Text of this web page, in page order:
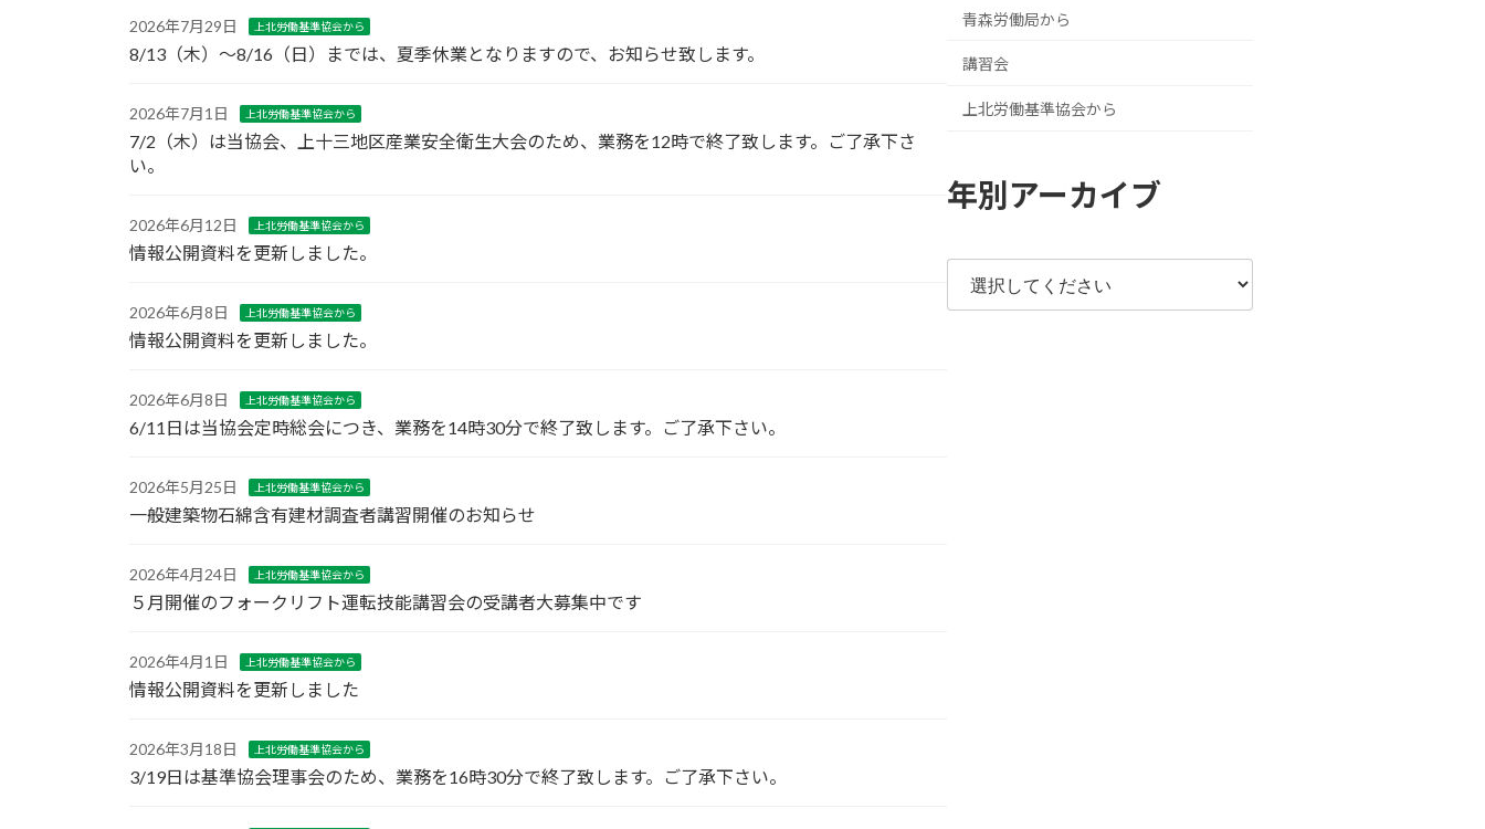
2026年7月29日 上北労働基準協会から
8/13（木）〜8/16（日）までは、夏季休業となりますので、お知らせ致します。
2026年7月1日 上北労働基準協会から
7/2（木）は当協会、上十三地区産業安全衛生大会のため、業務を12時で終了致します。ご了承下さ
い。
2026年6月12日 上北労働基準協会から
情報公開資料を更新しました。
2026年6月8日 上北労働基準協会から
情報公開資料を更新しました。
2026年6月8日 上北労働基準協会から
6/11日は当協会定時総会につき、業務を14時30分で終了致します。ご了承下さい。
2026年5月25日 上北労働基準協会から
一般建築物石綿含有建材調査者講習開催のお知らせ
2026年4月24日 上北労働基準協会から
５月開催のフォークリフト運転技能講習会の受講者大募集中です
2026年4月1日 上北労働基準協会から
情報公開資料を更新しました
2026年3月18日 上北労働基準協会から
3/19日は基準協会理事会のため、業務を16時30分で終了致します。ご了承下さい。
青森労働局から
講習会
上北労働基準協会から
年別アーカイブ